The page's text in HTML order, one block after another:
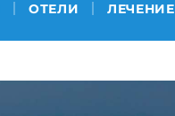
ОТЕЛИ ЛЕЧЕНИЕ